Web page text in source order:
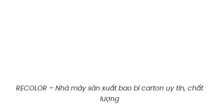
RECOLOR – Nhà máy sản xuất bao bì carton uy tín, chất
lượng